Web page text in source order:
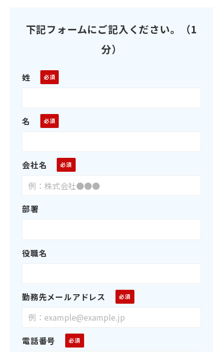
下記フォームにご記入ください。（1
分）
姓
名
会社名
部署
役職名
勤務先メールアドレス
電話番号